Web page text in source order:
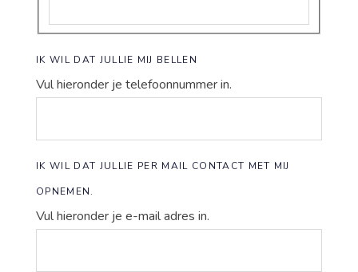
IK WIL DAT JULLIE MIJ BELLEN
Vul hieronder je telefoonnummer in.
IK WIL DAT JULLIE PER MAIL CONTACT MET MIJ
OPNEMEN.
Vul hieronder je e-mail adres in.